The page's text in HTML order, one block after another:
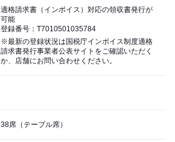
適格請求書（インボイス）対応の領収書発行が
可能
登録番号：T7010501035784
※最新の登録状況は国税庁インボイス制度適格
請求書発行事業者公表サイトをご確認いただく
か、店舗にお問い合わせください。
38席（テーブル席）